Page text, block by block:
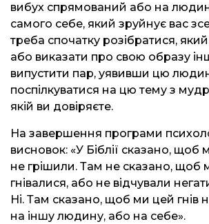
вибух спрямований або на
самого себе, який зруйнує вас
треба спочатку розібратися, який
або виказати про свою образу
випустити пар, уявивши цю
поспілкуватися на цю тему з
якій ви довіряєте.
На завершення програми
висновок: «У Біблії сказано, щоб
не грішили. Там не сказано, щоб
гнівалися, або не відчували
Ні. Там сказано, щоб ми цей гнів
на іншу людину, або на себе».